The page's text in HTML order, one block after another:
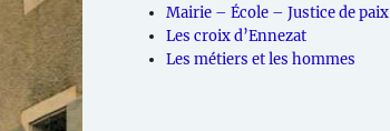
Mairie – École – Justice de paix
Les croix d’Ennezat
Les métiers et les hommes